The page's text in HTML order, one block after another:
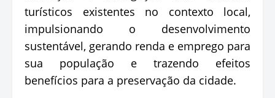
turísticos existentes no contexto local,
impulsionando o desenvolvimento
sustentável, gerando renda e emprego para
sua população e trazendo efeitos
benefícios para a preservação da cidade.